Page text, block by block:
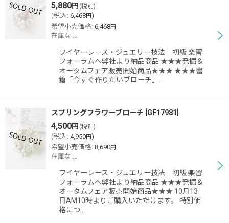
5,880円 (税別)
(税込 : 6,468円)
希望小売価格: 6,468円
在庫なし
ワイヤーレース・ジュエリー技法 初級 楽習
フォーラムへ弊社より納品商品 ★★★発掘＆
オータムフェア販売開始商品★★★ ★★★書
籍「今すぐ作りたいブローチ」…
スプリングフラワーブローチ GF17981
4,500円 (税別)
(税込 : 4,950円)
希望小売価格: 8,690円
在庫なし
ワイヤーレース・ジュエリー技法 初級 楽習
フォーラムへ弊社より納品商品 ★★★発掘＆
オータムフェア販売開始商品★★★ 10月13
日AM10時よりご購入いただけます。 特別価
格につ…